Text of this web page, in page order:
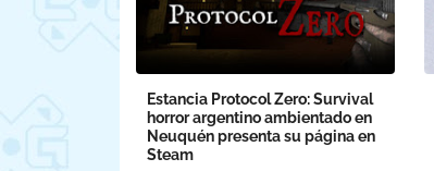
Estancia Protocol Zero: Survival
horror argentino ambientado en
Neuquén presenta su página en
Steam